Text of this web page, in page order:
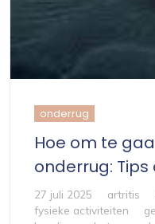
onderrug
Hoe om te
onderrug: Tips
27 juli 2025 artritis
fysieke activiteiten